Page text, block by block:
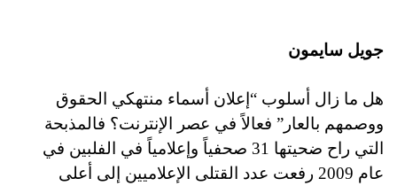
جويل سايمون
هل ما زال أسلوب “إعلان أسماء منتهكي الحقوق
ووصمهم بالعار” فعالاً في عصر الإنترنت؟ فالمذبحة
التي راح ضحيتها 31 صحفياً وإعلامياً في الفلبين في
عام 2009 رفعت عدد القتلى الإعلاميين إلى أعلى